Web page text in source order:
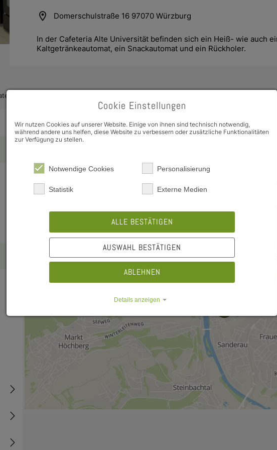
location_on Domerschulstraße 16 97070 Würzburg
In der Cafeteria Alte Universität befinden sich ein Heiß- wie auch
Kaltgetränkeautomat, ein Snackautomat und ein Rückholer.
map Karte
Toggle Dropdown
Toggle Dropdown
Toggle Dropdown
Cookie Einstellungen
Wir nutzen Cookies auf unserer Website. Einige von ihnen sind technisch notwendig,
während andere uns helfen, diese Website zu verbessern oder zusätzliche Funktionalitäten
zur Verfügung zu stellen.
Notwendige Cookies Personalisierung
Statistik Externe Medien
ALLE BESTÄTIGEN
AUSWAHL BESTÄTIGEN
ABLEHNEN
Details anzeigen
Impressum | Datenschutz